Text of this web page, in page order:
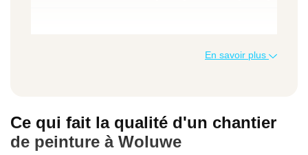
Peinture murs + plafond (2 couches)
Peinture extérieure (façade)
En savoir plus
Ce qui fait la qualité d'un chantier
de peinture à Woluwe